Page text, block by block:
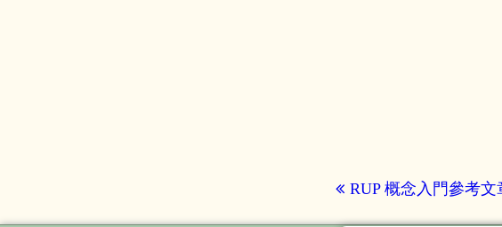
RUP 概念入門參考文